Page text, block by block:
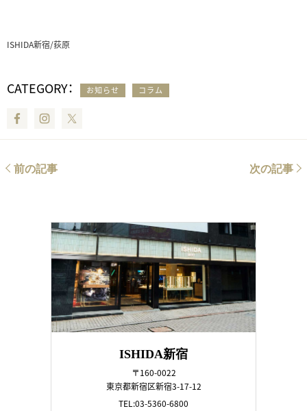
ISHIDA新宿/荻原
CATEGORY： お知らせ コラム
FacebookInstagram
前の記事 次の記事
ISHIDA新宿
〒160-0022
東京都新宿区新宿3-17-12
TEL:03-5360-6800